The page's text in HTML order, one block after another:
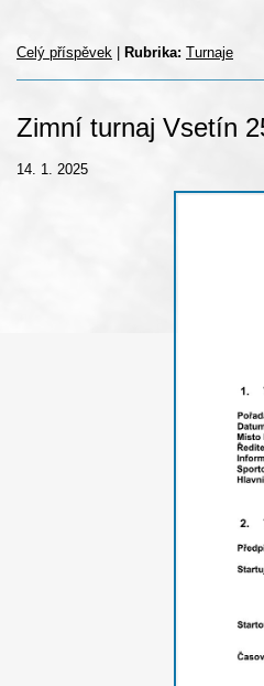
Celý příspěvek Rubrika: Turnaje
Zimní turnaj Vsetín
14. 1. 2025